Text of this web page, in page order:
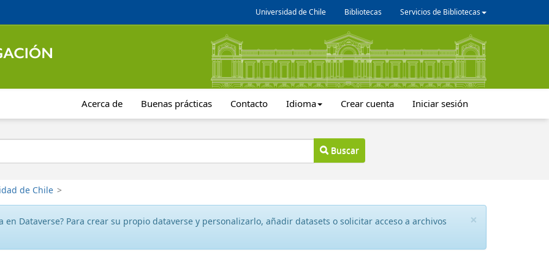
Universidad de Chile Bibliotecas Servicios de Bibliotecas
Acerca de Buenas prácticas Contacto Idioma Crear cuenta Iniciar sesión
Buscar
de Chile >
×
en Dataverse? Para crear su propio dataverse y personalizarlo, añadir datasets o solicitar acceso a archivos